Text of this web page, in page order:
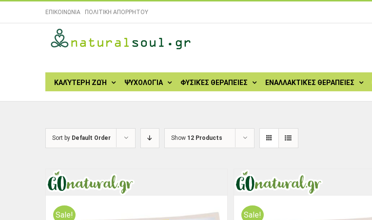
ΕΠΙΚΟΙΝΩΝΙΑ| ΠΟΛΙΤΙΚΗ ΑΠΟΡΡΗΤΟΥ
for:
ΚΑΛΎΤΕΡΗ ΖΩΉ ΨΥΧΟΛΟΓΊΑ ΦΥΣΙΚΈΣ ΘΕΡΑΠΕΊΕΣ ΕΝΑΛΛΑΚΤΙΚΈΣ ΘΕΡΑΠΕΊΕΣ
Sort by Default Order Show 12 Products
Sale! Sale!